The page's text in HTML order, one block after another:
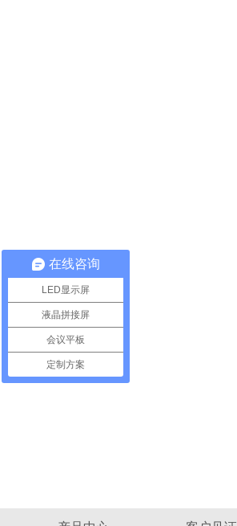
在线咨询
LED显示屏
液晶拼接屏
会议平板
定制方案